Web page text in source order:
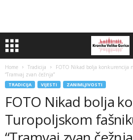
Home Tradicija
FOTO Nikad bolja konkurencija
“Tramvaj zvan čežnja”
TRADICIJA VIJESTI ZANIMLJIVOSTI
FOTO Nikad bolja
Turopoljskom